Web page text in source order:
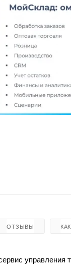
ОТЗЫВЫ
управления